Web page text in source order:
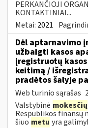
PERKANČIOJI
KONTAKTINIAI...
Metai: 2021
Dėl aptarnavimo
užbaigti kasos
įregistruotų
keitimą /
pradėtos šalyje
Web turinio sąrašas
Valstybinė mokesčių
Respublikos finansų
šiuo metu yra